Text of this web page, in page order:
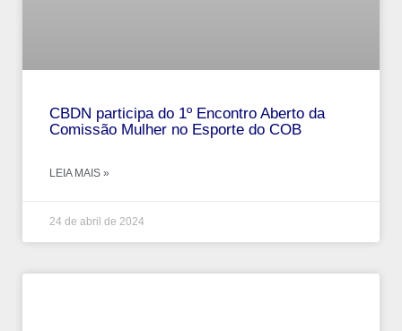
CBDN participa do 1º Encontro Aberto da
Comissão Mulher no Esporte do COB
LEIA MAIS »
24 de abril de 2024